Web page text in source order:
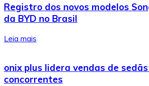
Registro dos novos modelos
da BYD no Brasil
Leia mais
onix plus lidera vendas de
concorrentes